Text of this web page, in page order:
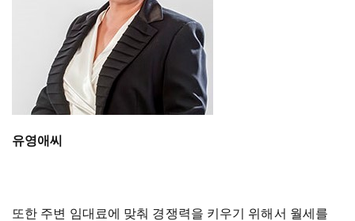
유영애씨
또한 주변 임대료에 맞춰 경쟁력을 키우기 위해서 월세를